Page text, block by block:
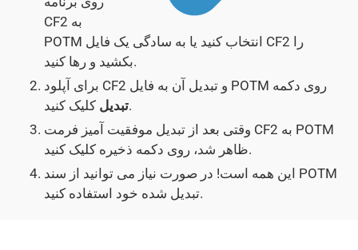
CF2 به
POTM انتخاب کنید یا به سادگی یک فایل CF2 را
بکشید و رها کنید.
برای آپلود CF2 و تبدیل آن به فایل POTM روی دکمه
تبدیلکلیک کنید.
وقتی بعد از تبدیل موفقیت آمیز فرمت CF2 به POTM
ظاهر شد، روی دکمه ذخیره کلیک کنید.
این همه است! در صورت نیاز می توانید از سند POTM
تبدیل شده خود استفاده کنید.